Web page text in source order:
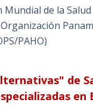
Mundial de la Salud
PAHO)
de
en